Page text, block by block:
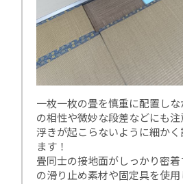
一枚一枚の畳を慎重に配置し
の相性や微妙な段差などにも
浮きが起こらないように細か
ます！
畳同士の接地面がしっかり密
の滑り止め素材や固定具を使